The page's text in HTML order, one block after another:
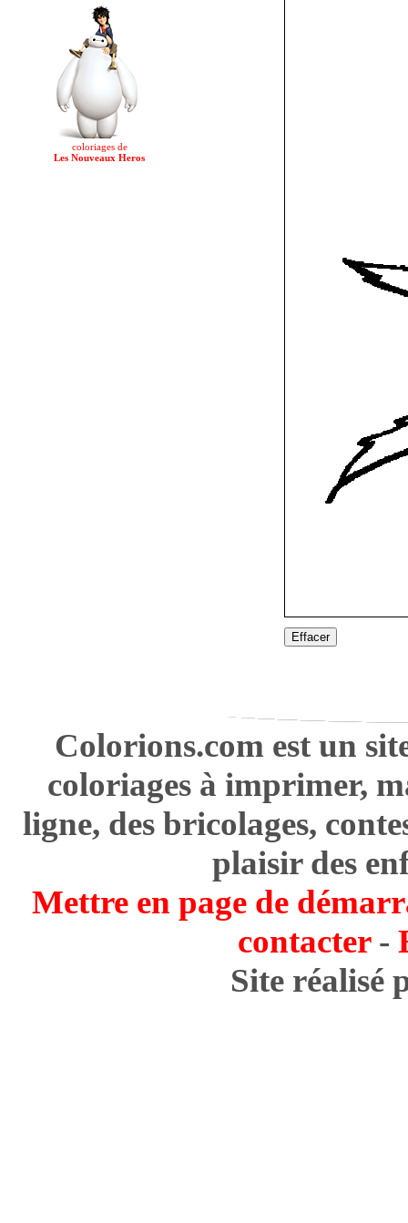
coloriages de
Les Nouveaux Heros
Effacer
Colorions.com est un
coloriages à imprimer,
ligne, des bricolages,
plaisir des
Mettre en page de
contacter-
Site réalisé